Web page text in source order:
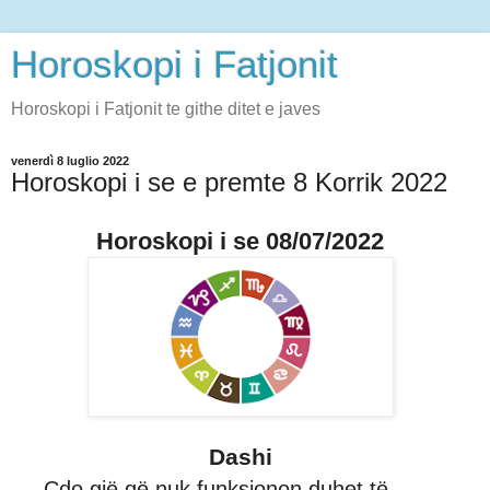
Horoskopi i Fatjonit
Horoskopi i Fatjonit te githe ditet e javes
venerdì 8 luglio 2022
Horoskopi i se e premte 8 Korrik 2022
Horoskopi i se 08/07/2022
Dashi